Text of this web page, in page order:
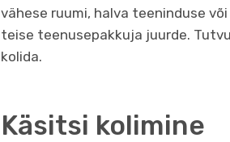
vähese ruumi, halva teeninduse
teise teenusepakkuja juurde.
kolida.
Käsitsi kolimine